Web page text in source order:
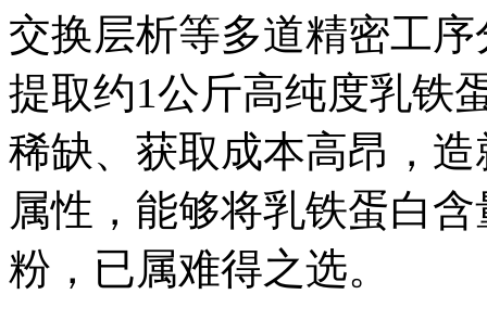
交换层析等多道精密工
提取约1公斤高纯度乳铁
稀缺、获取成本高昂，
属性，能够将乳铁蛋白
粉，已属难得之选。